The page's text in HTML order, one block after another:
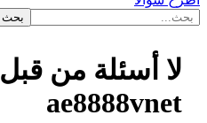
لا أسئلة من قبل
ae8888vnet